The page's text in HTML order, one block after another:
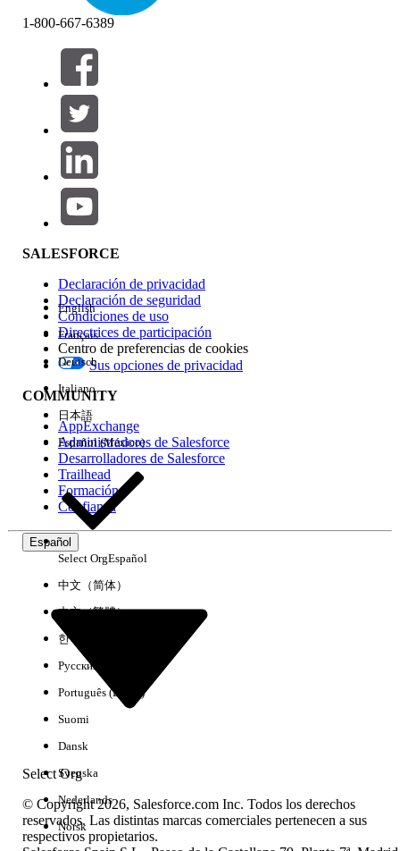
Filtros (0)
SELECCIONAR FILTROS
Área de productos
Repercusión de función
Edición
Experiencia
No hay resultados
1-800-667-6389
SALESFORCE
Declaración de privacidad
Declaración de seguridad
Condiciones de uso
Directrices de participación
Centro de preferencias de cookies
Sus opciones de privacidad
COMMUNITY
AppExchange
Administradores de Salesforce
Desarrolladores de Salesforce
Trailhead
Formación
Confianza
Español
Select Org
English
Français
Deutsch
Italiano
日本語
Español (México)
Select OrgEspañol
中文（简体）
中文（繁體）
한국어
Русский
Português (Brasil)
Suomi
Dansk
Svenska
Nederlands
Norsk
© Copyright 2026, Salesforce.com Inc. Todos los derechos
reservados. Las distintas marcas comerciales pertenecen a sus
respectivos propietarios.